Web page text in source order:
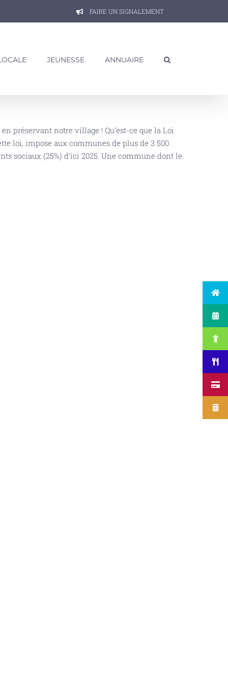
FAIRE UN SIGNALEMENT
JEUNESSE ANNUAIRE
préservant notre village ! Qu’est-ce que la Loi
loi, impose aux communes de plus de 3 500
sociaux (25%) d’ici 2025. Une commune dont le